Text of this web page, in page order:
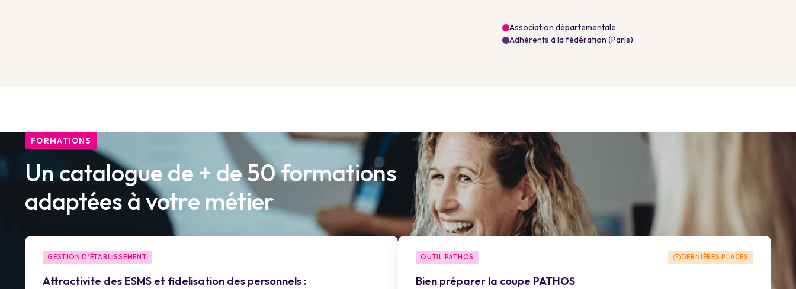
Association départementale
Adhérents à la fédération (Paris)
FORMATIONS
Un catalogue de + de 50 formations
adaptées à votre métier
GESTION D’ÉTABLISSEMENT
Attractivite des ESMS et fidelisation des personnels :
OUTIL PATHOS DERNIÈRES PLACES
Bien préparer la coupe PATHOS